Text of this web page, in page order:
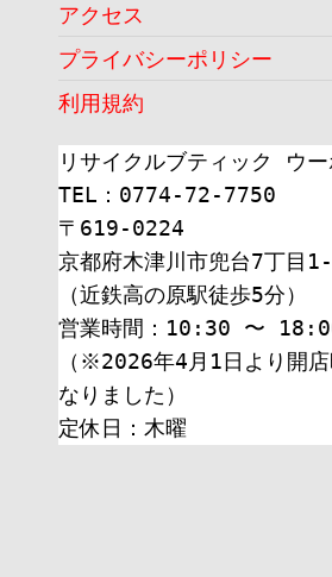
アクセス
プライバシーポリシー
利用規約
リサイクルブティック ウー
TEL：0774-72-7750
〒619-0224
京都府木津川市兜台7丁目
（近鉄高の原駅徒歩5分）
営業時間：10:30 〜
（※2026年4月1日より開
なりました）
定休日：木曜